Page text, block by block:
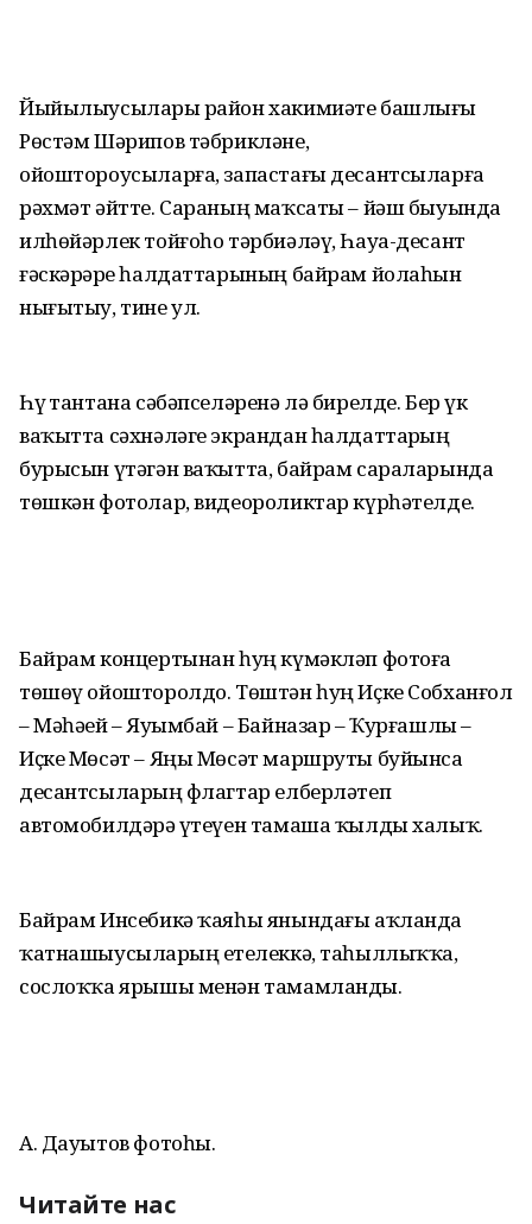
Йыйылыусыларҙы район хакимиәте башлығы
Рөстәм Шәрипов тәбрикләне,
ойоштороусыларға, запастағы десантсыларға
рәхмәт әйтте. Сараның маҡсаты – йәш быуында
илһөйәрлек тойғоһо тәрбиәләү, Һауа-десант
ғәскәрҙәре һалдаттарының байрам йолаһын
нығытыу, тине ул.
Һүҙ тантана сәбәпселәренә лә бирелде. Бер үк
ваҡытта сәхнәләге экрандан һалдаттарҙың
бурысын үтәгән ваҡытта, байрам сараларында
төшкән фотолар, видеороликтар күрһәтелде.
Байрам концертынан һуң күмәкләп фотоға
төшөү ойошторолдо. Төштән һуң Иҫке Собханғол
– Мәһәҙей – Яуымбай – Байназар – Ҡурғашлы –
Иҫке Мөсәт – Яңы Мөсәт маршруты буйынса
десантсыларҙың флагтар елберләтеп
автомобилдәрҙә үтеүен тамаша ҡылды халыҡ.
Байрам Инсебикә ҡаяһы янындағы аҡланда
ҡатнашыусыларҙың етеҙлеккә, таһыллыҡҡа,
сослоҡҡа ярышы менән тамамланды.
А. Дауытов фотоһы.
Читайте нас